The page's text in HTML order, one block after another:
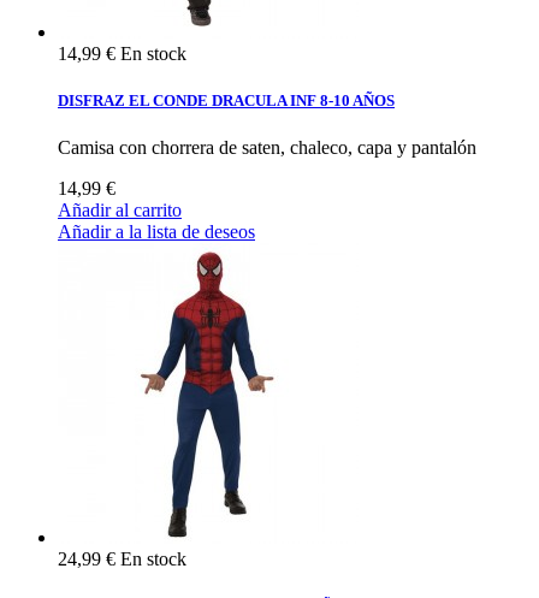
14,99 € En stock
DISFRAZ EL CONDE DRACULA INF 8-10 AÑOS
Camisa con chorrera de saten, chaleco, capa y pantalón
14,99 €
Añadir al carrito
Añadir a la lista de deseos
24,99 € En stock